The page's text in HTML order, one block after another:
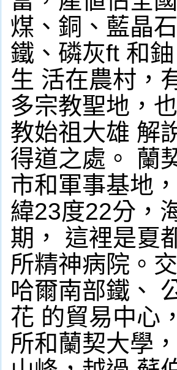
煤、銅、藍晶
鐵、磷灰ft 和
生 活在農村，
多宗教聖地，
教始祖大雄 解
得道之處。 蘭
市和軍事基地
緯23度22分，
期， 這裡是夏
所精神病院。
哈爾南部鐵、
花 的貿易中心
所和蘭契大學